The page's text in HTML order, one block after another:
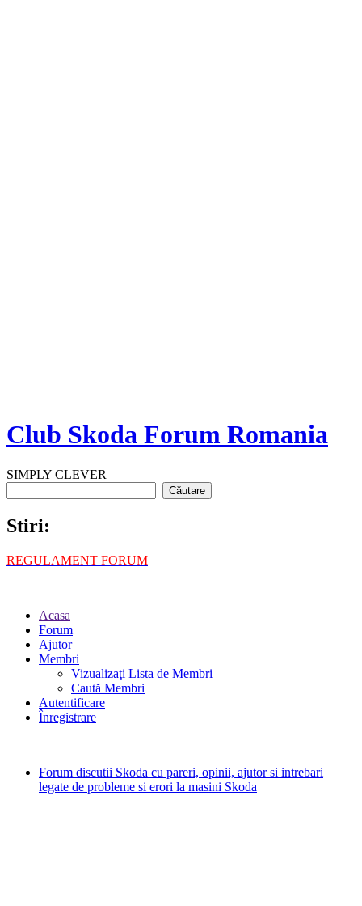
Club Skoda Forum Romania
SIMPLY CLEVER
Stiri:
REGULAMENT FORUM
Acasa
Forum
Ajutor
Membri
Vizualizaţi Lista de Membri
Caută Membri
Autentificare
Înregistrare
Forum discutii Skoda cu pareri, opinii, ajutor si intrebari
legate de probleme si erori la masini Skoda